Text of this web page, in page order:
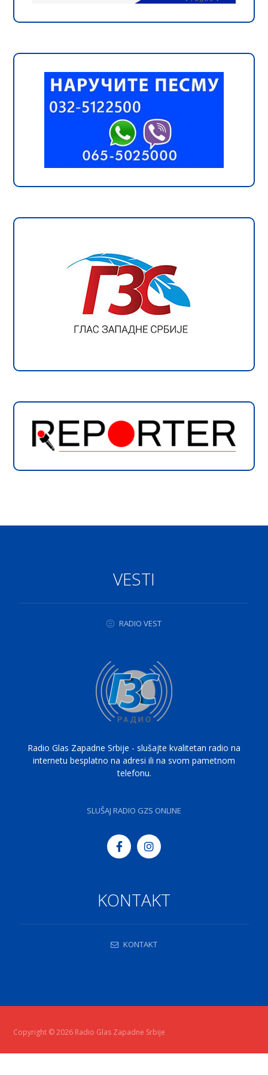
VESTI
RADIO VEST
Radio Glas Zapadne Srbije - slušajte kvalitetan radio na
internetu besplatno na adresi ili na svom pametnom
telefonu.
SLUŠAJ RADIO GZS ONLINE
KONTAKT
KONTAKT
Copyright © 2026 Radio Glas Zapadne Srbije